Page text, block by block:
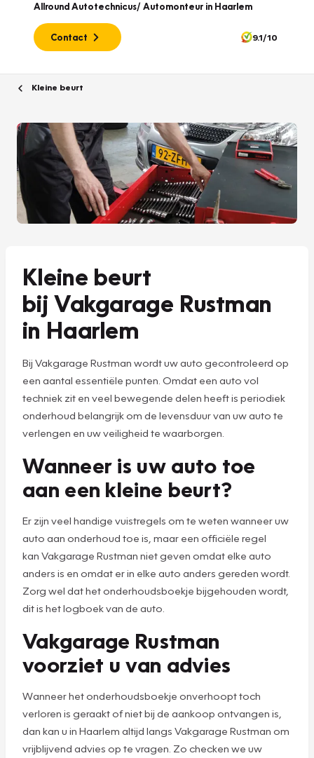
Allround Autotechnicus/ Automonteur in Haarlem
Contact 9.1/10
Kleine beurt
Kleine beurt
bij Vakgarage Rustman
in Haarlem
Bij Vakgarage Rustman wordt uw auto gecontroleerd op
een aantal essentiële punten. Omdat een auto vol
techniek zit en veel bewegende delen heeft is periodiek
onderhoud belangrijk om de levensduur van uw auto te
verlengen en uw veiligheid te waarborgen.
Wanneer is uw auto toe
aan een kleine beurt?
Er zijn veel handige vuistregels om te weten wanneer uw
auto aan onderhoud toe is, maar een officiële regel
kan Vakgarage Rustman niet geven omdat elke auto
anders is en omdat er in elke auto anders gereden wordt.
Zorg wel dat het onderhoudsboekje bijgehouden wordt,
dit is het logboek van de auto.
Vakgarage Rustman
voorziet u van advies
Wanneer het onderhoudsboekje onverhoopt toch
verloren is geraakt of niet bij de aankoop ontvangen is,
dan kan u in Haarlem altijd langs Vakgarage Rustman om
vrijblijvend advies op te vragen. Zo checken we uw